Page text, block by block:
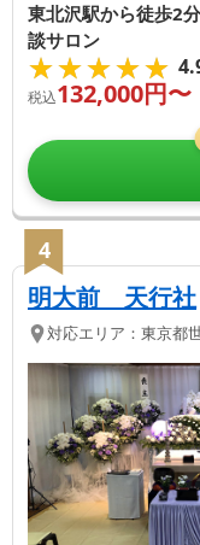
東北沢駅から徒歩2
談サロン
★★★★★
★★★★★
税込132,000円〜
4
明大前 天行社
対応エリア： 東京都